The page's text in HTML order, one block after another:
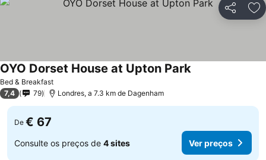
Partilhar
Bed & Breakfast
OYO Dorset House at Upton Park
7,4 79 Londres, a 7.3 km de Dagenham
De € 67
Consulte os preços de 4 sites Ver preços